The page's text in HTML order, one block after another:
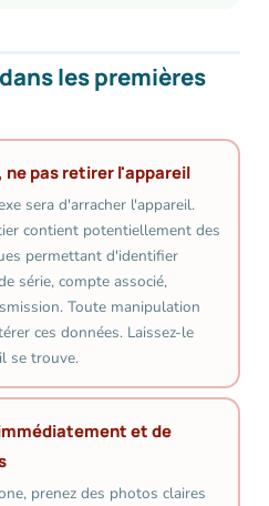
les premières
ne pas retirer l'appareil
sera d'arracher l'appareil.
contient potentiellement des
permettant d'identifier
série, compte associé,
Toute manipulation
ces données. Laissez-le
se trouve.
et de
prenez des photos claires